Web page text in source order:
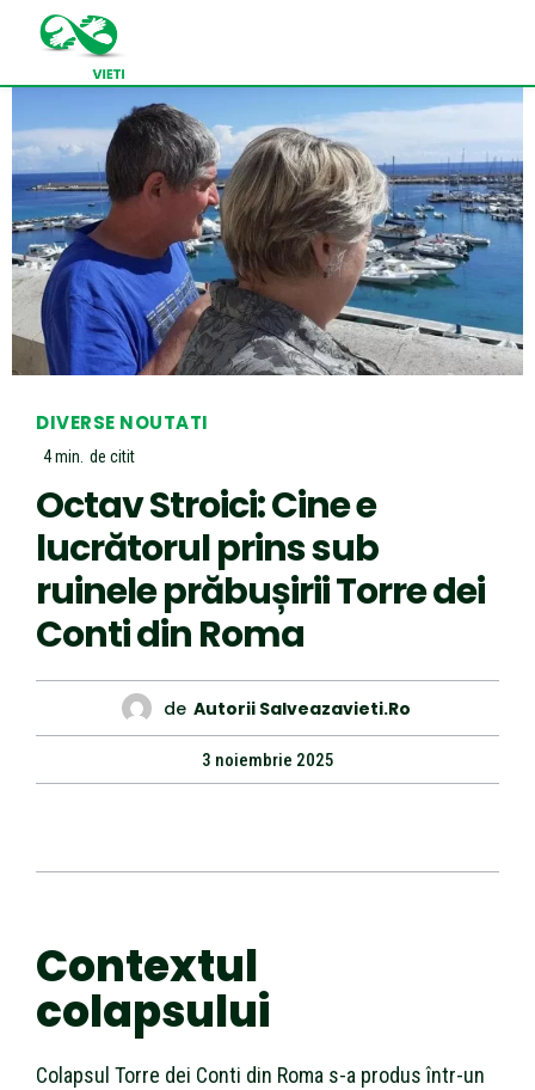
DIVERSE NOUTATI
4min. de citit
Octav Stroici: Cine e
lucrătorul prins sub
ruinele prăbușirii Torre dei
Conti din Roma
de Autorii Salveazavieti.ro
3 noiembrie 2025
Contextul
colapsului
Colapsul Torre dei Conti din Roma s-a produs într-un